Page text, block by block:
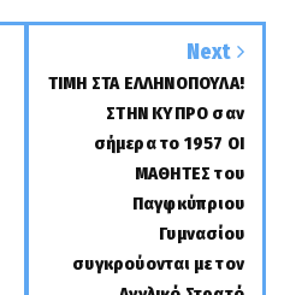
Next
ΤΙΜΗ ΣΤΑ ΕΛΛΗΝΟΠΟΥΛΑ!
ΣΤΗΝ ΚΥΠΡΟ σαν
σήμερα το 1957 ΟΙ
ΜΑΘΗΤΕΣ του
Παγφκύπριου
Γυμνασίου
συγκρούονται με τον